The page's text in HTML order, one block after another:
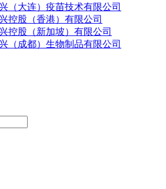
（大连）疫苗技术有限公司
控股（香港）有限公司
控股（新加坡）有限公司
（成都）生物制品有限公司